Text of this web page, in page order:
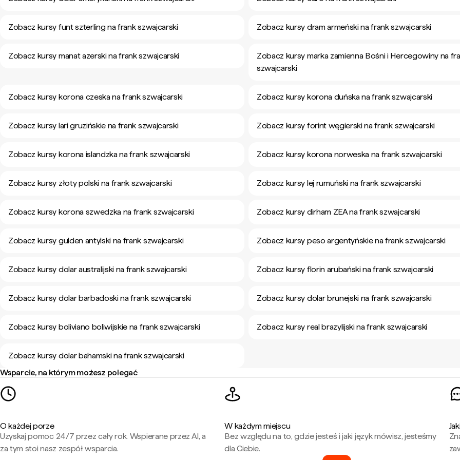
Zobacz kursy funt szterling na frank szwajcarski Zobacz kursy dram armeński na frank szwajcarski
Zobacz kursy manat azerski na frank szwajcarski
Zobacz kursy marka zamienna Bośni i Hercegowiny na
szwajcarski
Zobacz kursy korona czeska na frank szwajcarski Zobacz kursy korona duńska na frank szwajcarski
Zobacz kursy lari gruzińskie na frank szwajcarski Zobacz kursy forint węgierski na frank szwajcarski
Zobacz kursy korona islandzka na frank szwajcarski Zobacz kursy korona norweska na frank szwajcarski
Zobacz kursy złoty polski na frank szwajcarski Zobacz kursy lej rumuński na frank szwajcarski
Zobacz kursy korona szwedzka na frank szwajcarski Zobacz kursy dirham ZEA na frank szwajcarski
Zobacz kursy gulden antylski na frank szwajcarski Zobacz kursy peso argentyńskie na frank szwajcarski
Zobacz kursy dolar australijski na frank szwajcarski Zobacz kursy florin arubański na frank szwajcarski
Zobacz kursy dolar barbadoski na frank szwajcarski Zobacz kursy dolar brunejski na frank szwajcarski
Zobacz kursy boliviano boliwijskie na frank szwajcarski Zobacz kursy real brazylijski na frank szwajcarski
Zobacz kursy dolar bahamski na frank szwajcarski
Wsparcie, na którym możesz polegać
O każdej porze
Uzyskaj pomoc 24/7 przez cały rok. Wspierane przez AI, a
za tym stoi nasz zespół wsparcia.
W każdym miejscu
Bez względu na to, gdzie jesteś i jaki język mówisz, jesteśmy
dla Ciebie.